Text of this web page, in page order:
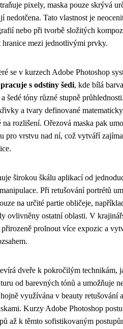
pixely, maska pouze skrývá
nedotčena. Tato vlastnost je
nebo při tvorbě složitých
hranice mezi jednotlivými prvky.
se v kurzech Adobe Photoshop
s odstíny šedi, kde bílá
šedé tóny různé stupně
a tvary definované
na rozlišení. Ořezová maska pak
pro vrstvu nad ní, což vytváří
širokou škálu aplikací od
Při retušování portrétů
na určité partie obličeje,
ovlivněny ostatní oblasti. V
prolnout více expozic a
dveře k pokročilým technikám,
od barevných tónů a umožňuje
využívána v beauty retušování
Kurzy Adobe Photoshop
až k těmto sofistikovaným